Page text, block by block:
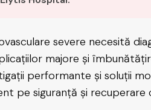
severe necesită
majore și
performante și soluții
pe siguranță și recuperare